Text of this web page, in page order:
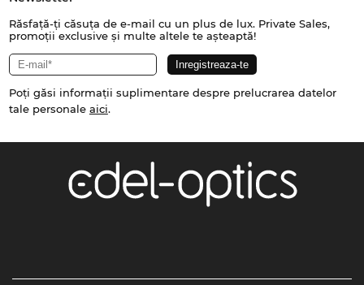
Răsfață-ți căsuța de e-mail cu un plus de lux. Private Sales,
promoții exclusive și multe altele te așteaptă!
Poți găsi informații suplimentare despre prelucrarea datelor
tale personale aici.